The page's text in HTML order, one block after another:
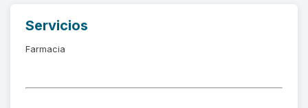
Servicios
Farmacia